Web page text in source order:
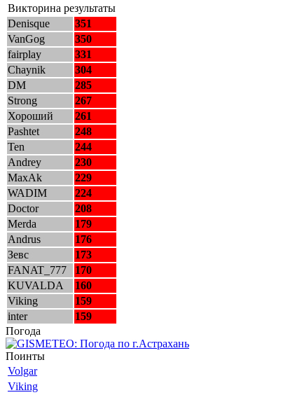
Викторина результаты
Denisque
351
VanGog
350
fairplay
331
Chaynik
304
DM
285
Strong
267
Хороший
261
Pashtet
248
Ten
244
Andrey
230
MaxAk
229
WADIM
224
Doctor
208
Merda
179
Andrus
176
Зевс
173
FANAT_777
170
KUVALDA
160
Viking
159
inter
159
Погода
Поинты
Volgar
Viking